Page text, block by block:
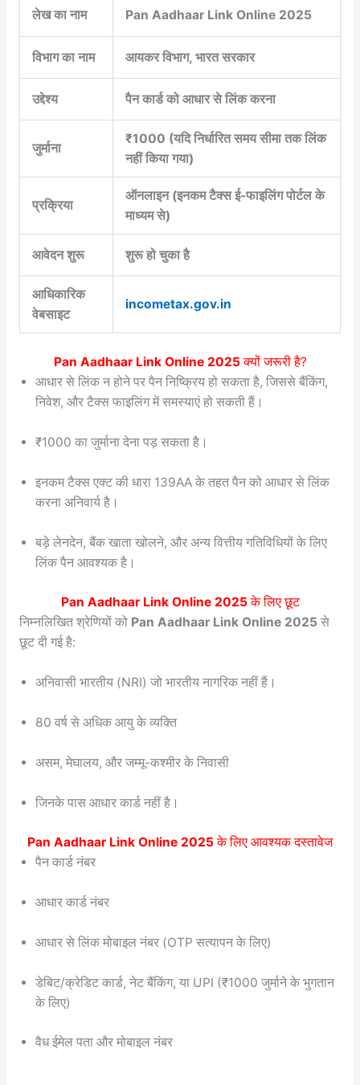
लेख का नाम Pan Aadhaar Link Online 2025
विभाग का नाम आयकर विभाग, भारत सरकार
उद्देश्य पैन कार्ड को आधार से लिंक करना
जुर्माना
₹1000 (यदि निर्धारित समय सीमा तक लिंक
नहीं किया गया)
प्रक्रिया
ऑनलाइन (इनकम टैक्स ई-फाइलिंग पोर्टल के
माध्यम से)
आवेदन शुरू शुरू हो चुका है
आधिकारिक
वेबसाइट
incometax.gov.in
Pan Aadhaar Link Online 2025क्यों जरूरी है?
आधार से लिंक न होने पर पैन निष्क्रिय हो सकता है, जिससे बैंकिंग,
निवेश, और टैक्स फाइलिंग में समस्याएं हो सकती हैं।
₹1000 का जुर्माना देना पड़ सकता है।
इनकम टैक्स एक्ट की धारा 139AA के तहत पैन को आधार से लिंक
करना अनिवार्य है।
बड़े लेनदेन, बैंक खाता खोलने, और अन्य वित्तीय गतिविधियों के लिए
लिंक पैन आवश्यक है।
Pan Aadhaar Link Online 2025के लिए छूट
निम्नलिखित श्रेणियों को Pan Aadhaar Link Online 2025 से
छूट दी गई है:
अनिवासी भारतीय (NRI) जो भारतीय नागरिक नहीं हैं।
80 वर्ष से अधिक आयु के व्यक्ति
असम, मेघालय, और जम्मू-कश्मीर के निवासी
जिनके पास आधार कार्ड नहीं है।
Pan Aadhaar Link Online 2025के लिए आवश्यक दस्तावेज
पैन कार्ड नंबर
आधार कार्ड नंबर
आधार से लिंक मोबाइल नंबर (OTP सत्यापन के लिए)
डेबिट/क्रेडिट कार्ड, नेट बैंकिंग, या UPI (₹1000 जुर्माने के भुगतान
के लिए)
वैध ईमेल पता और मोबाइल नंबर